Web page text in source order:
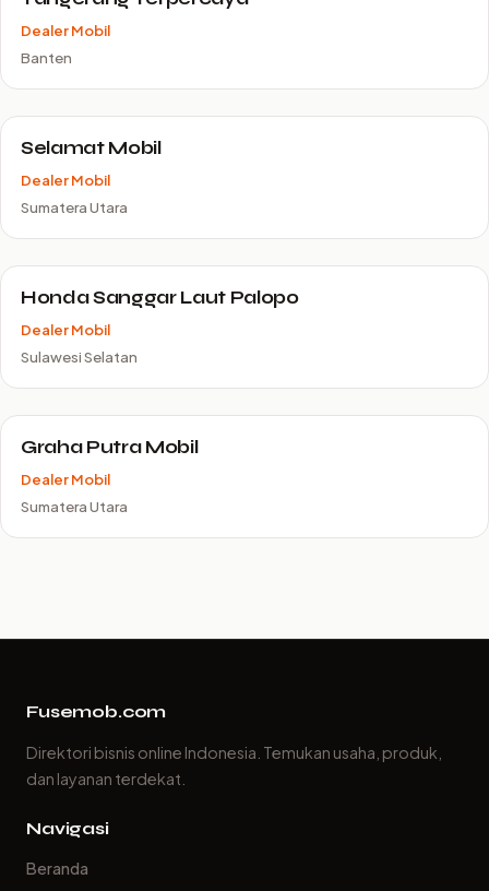
Dealer Mobil
Banten
Selamat Mobil
Dealer Mobil
Sumatera Utara
Honda Sanggar Laut Palopo
Dealer Mobil
Sulawesi Selatan
Graha Putra Mobil
Dealer Mobil
Sumatera Utara
Fusemob.com
Direktori bisnis online Indonesia. Temukan usaha, produk,
dan layanan terdekat.
Navigasi
Beranda